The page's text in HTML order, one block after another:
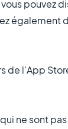
pouvez
de l'App
ne sont